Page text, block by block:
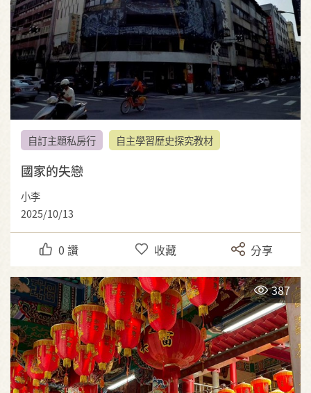
自訂主題私房行 自主學習歷史探究教材
國家的失戀
小李
2025/10/13
0 讚 收藏 分享
387